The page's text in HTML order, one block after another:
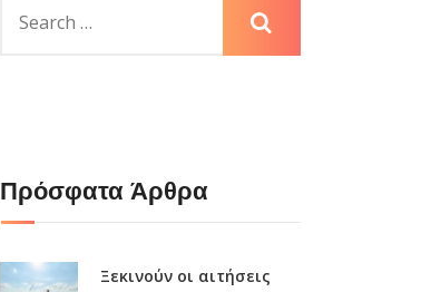
Πρόσφατα Άρθρα
Ξεκινούν οι αιτήσεις